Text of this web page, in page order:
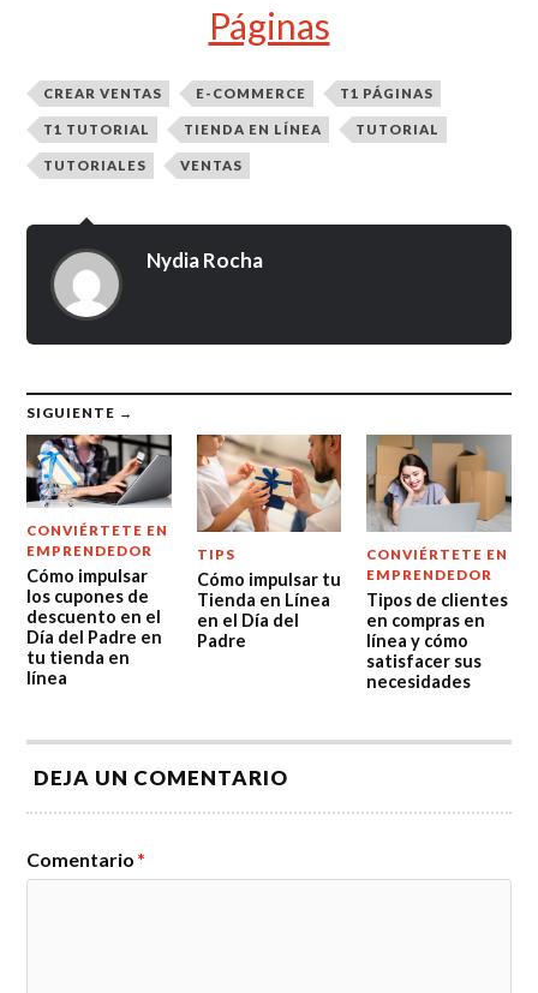
Páginas
CREAR VENTAS E-COMMERCE T1 PÁGINAS
T1 TUTORIAL TIENDA EN LÍNEA TUTORIAL
TUTORIALES VENTAS
Nydia Rocha
SIGUIENTE →
CONVIÉRTETE EN
EMPRENDEDOR
Cómo impulsar
los cupones de
descuento en el
Día del Padre en
tu tienda en
línea
TIPS
Cómo impulsar tu
Tienda en Línea
en el Día del
Padre
CONVIÉRTETE EN
EMPRENDEDOR
Tipos de clientes
en compras en
línea y cómo
satisfacer sus
necesidades
DEJA UN COMENTARIO
Comentario *